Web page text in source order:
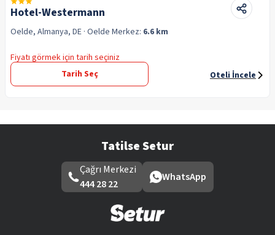
Hotel-Westermann
Oelde, Almanya, DE · Oelde Merkez: 6.6 km
Fiyatı görmek için tarih seçiniz
Tarih Seç
Oteli İncele
Tatilse Setur
Çağrı Merkezi
444 28 22
WhatsApp